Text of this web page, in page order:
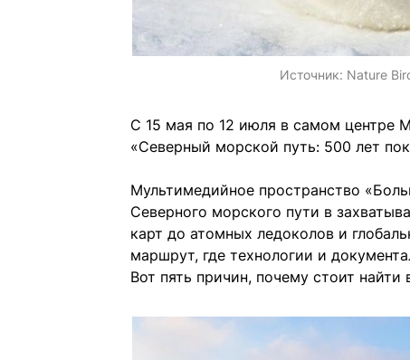
Источник: Nature
С 15 мая по 12 июля в самом центре
«Северный морской путь: 500 лет
Мультимедийное пространство
Северного морского пути в
карт до атомных ледоколов и
маршрут, где технологии и
Вот пять причин, почему стоит найти